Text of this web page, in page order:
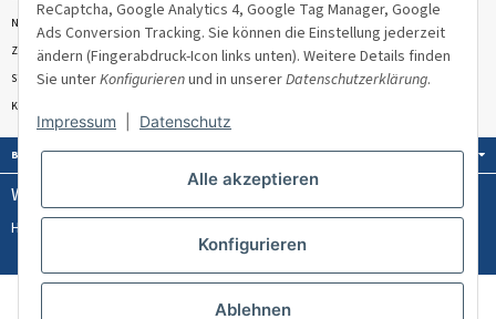
Newsletter
Zahlungsmöglichkeiten
Sitemap
Kundenbewertungen ★★★★★
Bezahlung:
Wissen & Ratgeber:
Hülsenlose Stretchfolie
Welches Umreifungsband für welches Palettengewicht?
ReCaptcha, Google Analytics 4, Google Tag Manager, Google
Ads Conversion Tracking. Sie können die Einstellung jederzeit
ändern (Fingerabdruck-Icon links unten). Weitere Details finden
Sie unterKonfigurierenund in unsererDatenschutzerklärung.
Impressum Datenschutz
Alle akzeptieren
Konfigurieren
Ablehnen